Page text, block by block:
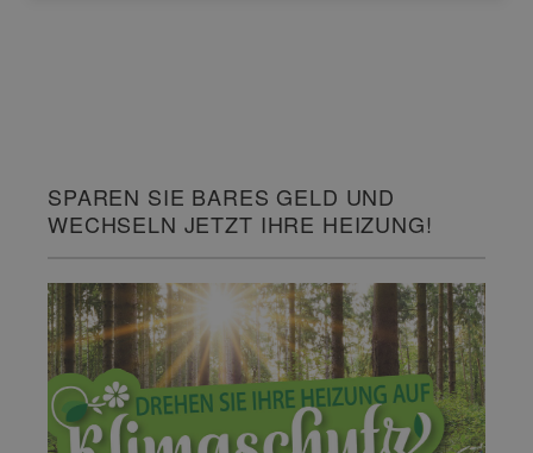
SPAREN SIE BARES GELD UND
WECHSELN JETZT IHRE HEIZUNG!